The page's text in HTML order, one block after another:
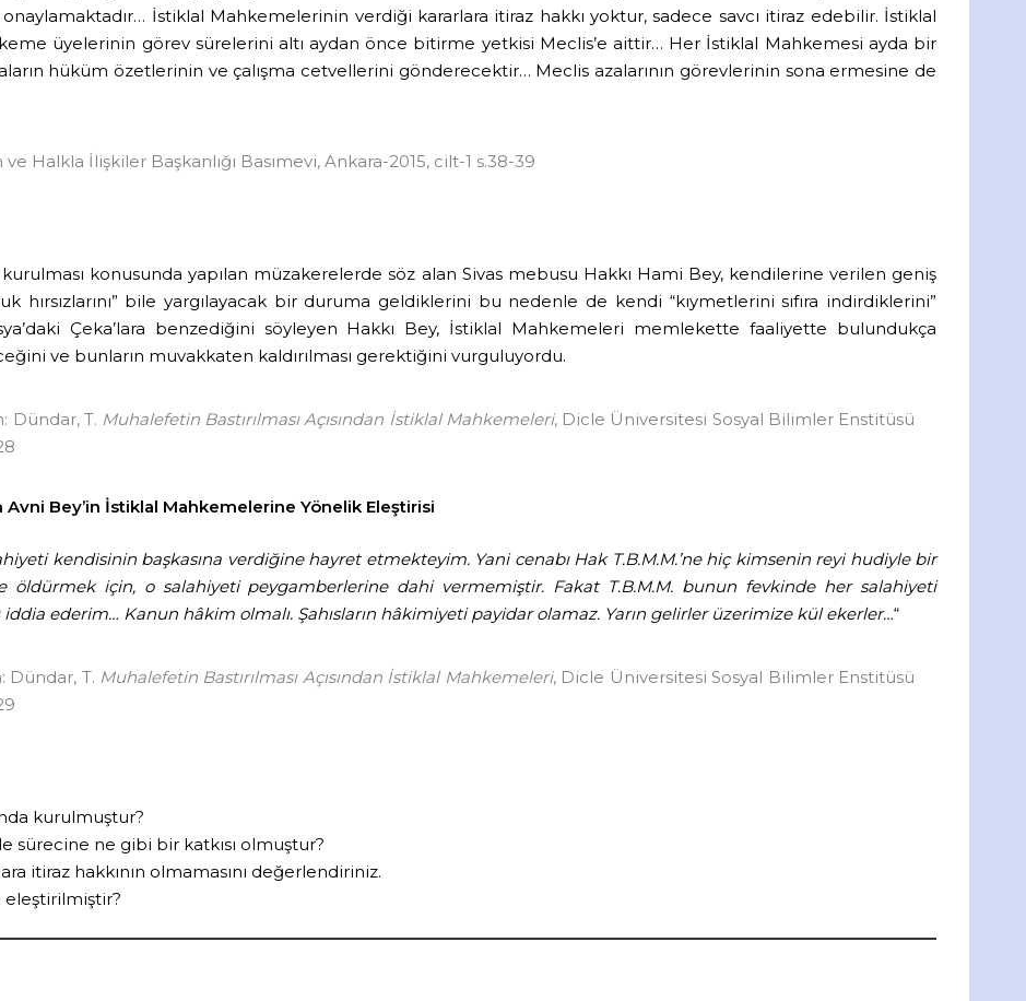
İstiklal Mahkemelerinin verdiği kararlara itiraz hakkı yoktur, sadece savcı itiraz edebilir. İstiklal
üyelerinin görev sürelerini altı aydan önce bitirme yetkisi Meclis’e aittir… Her İstiklal Mahkemesi ayda bir
hüküm özetlerinin ve çalışma cetvellerini gönderecektir… Meclis azalarının görevlerinin sona ermesine de
ve Halkla İlişkiler Başkanlığı Basımevi, Ankara-2015, cilt-1 s.38-39
konusunda yapılan müzakerelerde söz alan Sivas mebusu Hakkı Hami Bey, kendilerine verilen geniş
bile yargılayacak bir duruma geldiklerini bu nedenle de kendi “kıymetlerini sıfıra indirdiklerini”
Çeka’lara benzediğini söyleyen Hakkı Bey, İstiklal Mahkemeleri memlekette faaliyette bulundukça
ve bunların muvakkaten kaldırılması gerektiğini vurguluyordu.
Dündar, T. Muhalefetin Bastırılması Açısından İstiklal Mahkemeleri, Dicle Üniversitesi Sosyal Bilimler Enstitüsü
Bey’in İstiklal Mahkemelerine Yönelik Eleştirisi
kendisinin başkasına verdiğine hayret etmekteyim. Yani cenabı Hak T.B.M.M.’ne hiç kimsenin reyi hudiyle bir
öldürmek için, o salahiyeti peygamberlerine dahi vermemiştir. Fakat T.B.M.M. bunun fevkinde her salahiyeti
ederim… Kanun hâkim olmalı. Şahısların hâkimiyeti payidar olamaz. Yarın gelirler üzerimize kül ekerler…“
Dündar, T. Muhalefetin Bastırılması Açısından İstiklal Mahkemeleri, Dicle Üniversitesi Sosyal Bilimler Enstitüsü
kurulmuştur?
ne gibi bir katkısı olmuştur?
itiraz hakkının olmamasını değerlendiriniz.